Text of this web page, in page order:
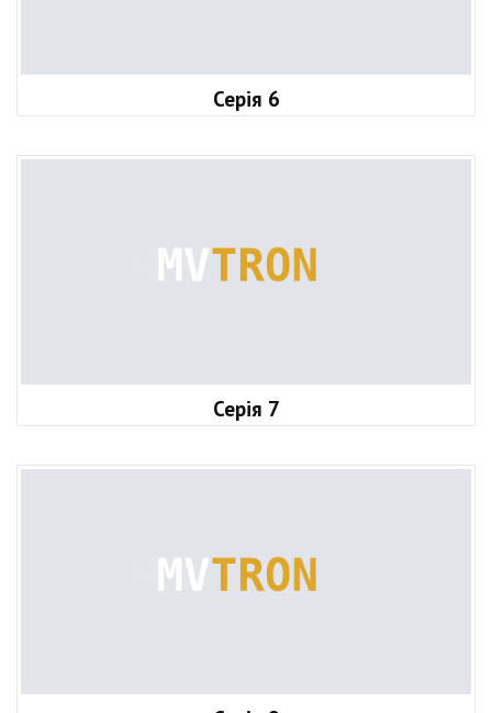
Серія 6
Серія 7